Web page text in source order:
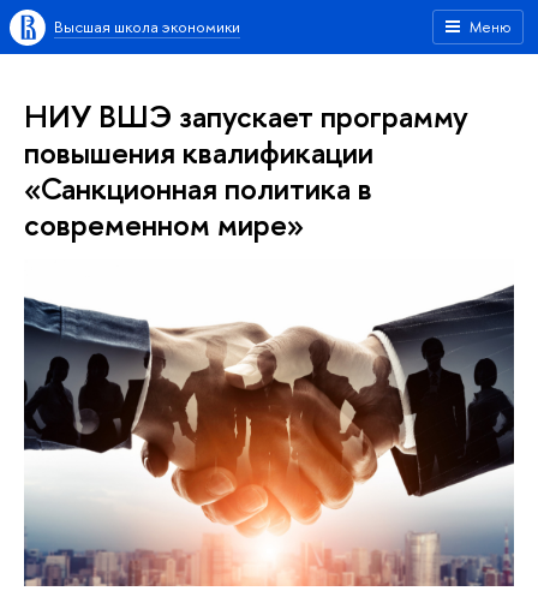
Меню
Высшая школа экономики
НИУ ВШЭ запускает программу
повышения квалификации
«Санкционная политика в
современном мире»